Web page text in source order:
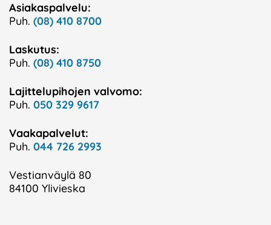
Asiakaspalvelu:
Puh. (08) 410 8700
Laskutus:
Puh. (08) 410 8750
Lajittelupihojen valvomo:
Puh. 050 329 9617
Vaakapalvelut:
Puh. 044 726 2993
Vestianväylä 80
84100 Ylivieska